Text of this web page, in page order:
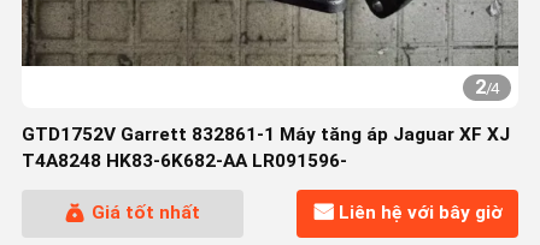
2/4
GTD1752V Garrett 832861-1 Máy tăng áp Jaguar XF XJ
T4A8248 HK83-6K682-AA LR091596-
Giá tốt nhất Liên hệ với bây giờ